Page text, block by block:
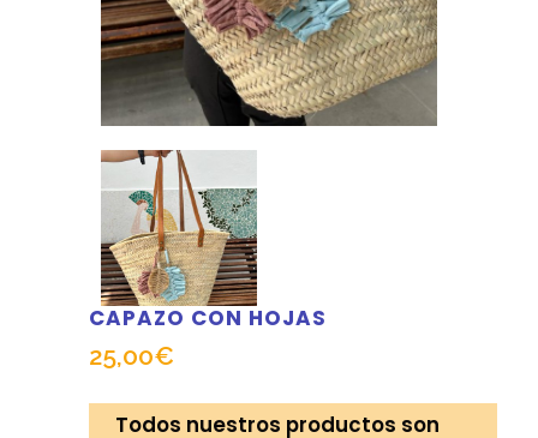
CAPAZO CON HOJAS
25,00€
Todos nuestros productos son